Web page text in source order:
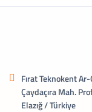
Fırat Teknokent
Çaydaçıra Mah.
Elazığ / Türkiye